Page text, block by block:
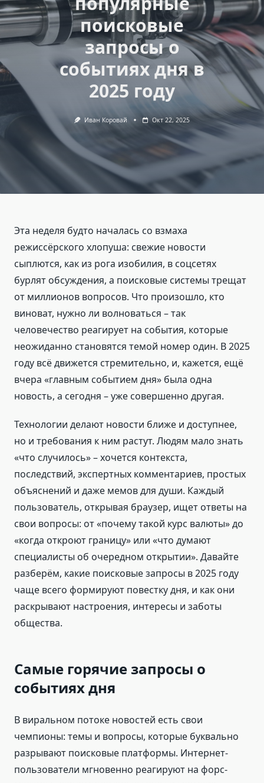
поисковые
запросы о
событиях дня в
2025 году
Иван Коровай Окт 22, 2025
Эта неделя будто началась со взмаха
режиссёрского хлопуша: свежие новости
сыплются, как из рога изобилия, в соцсетях
бурлят обсуждения, а поисковые системы трещат
от миллионов вопросов. Что произошло, кто
виноват, нужно ли волноваться – так
человечество реагирует на события, которые
неожиданно становятся темой номер один. В 2025
году всё движется стремительно, и, кажется, ещё
вчера «главным событием дня» была одна
новость, а сегодня – уже совершенно другая.
Технологии делают новости ближе и доступнее,
но и требования к ним растут. Людям мало знать
«что случилось» – хочется контекста,
последствий, экспертных комментариев, простых
объяснений и даже мемов для души. Каждый
пользователь, открывая браузер, ищет ответы на
свои вопросы: от «почему такой курс валюты» до
«когда откроют границу» или «что думают
специалисты об очередном открытии». Давайте
разберём, какие поисковые запросы в 2025 году
чаще всего формируют повестку дня, и как они
раскрывают настроения, интересы и заботы
общества.
Самые горячие запросы о
событиях дня
В виральном потоке новостей есть свои
чемпионы: темы и вопросы, которые буквально
разрывают поисковые платформы. Интернет-
пользователи мгновенно реагируют на форс-